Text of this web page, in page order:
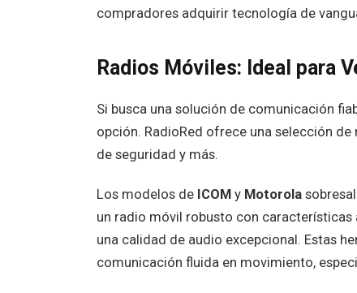
compradores adquirir tecnología de
Radios Móviles: Ideal para
Si busca una solución de comunicación
opción. RadioRed ofrece una selección
de seguridad y más.
Los modelos de ICOM y Motorola
un radio móvil robusto con
una calidad de audio excepcional. Estas
comunicación fluida en movimiento,